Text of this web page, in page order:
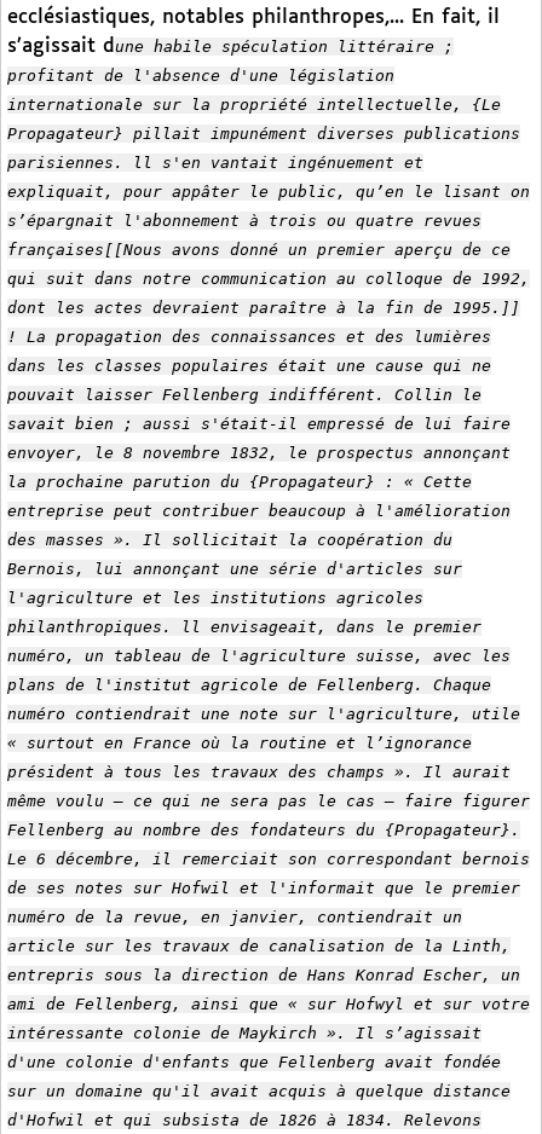
ecclésiastiques, notables philanthropes,... En fait, il
s’agissait d une habile spéculation littéraire ;
profitant de l'absence d'une législation
internationale sur la propriété intellectuelle, {Le
Propagateur} pillait impunément diverses publications
parisiennes. ll s'en vantait ingénuement et
expliquait, pour appâter le public, qu’en le lisant on
s’épargnait l'abonnement à trois ou quatre revues
françaises[[Nous avons donné un premier aperçu de ce
qui suit dans notre communication au colloque de 1992,
dont les actes devraient paraître à la fin de 1995.]]
! La propagation des connaissances et des lumières
dans les classes populaires était une cause qui ne
pouvait laisser Fellenberg indifférent. Collin le
savait bien ; aussi s'était-il empressé de lui faire
envoyer, le 8 novembre 1832, le prospectus annonçant
la prochaine parution du {Propagateur} : « Cette
entreprise peut contribuer beaucoup à l'amélioration
des masses ». Il sollicitait la coopération du
Bernois, lui annonçant une série d'articles sur
l'agriculture et les institutions agricoles
philanthropiques. ll envisageait, dans le premier
numéro, un tableau de l'agriculture suisse, avec les
plans de l'institut agricole de Fellenberg. Chaque
numéro contiendrait une note sur l'agriculture, utile
« surtout en France où la routine et l’ignorance
président à tous les travaux des champs ». Il aurait
même voulu – ce qui ne sera pas le cas – faire figurer
Fellenberg au nombre des fondateurs du {Propagateur}.
Le 6 décembre, il remerciait son correspondant bernois
de ses notes sur Hofwil et l'informait que le premier
numéro de la revue, en janvier, contiendrait un
article sur les travaux de canalisation de la Linth,
entrepris sous la direction de Hans Konrad Escher, un
ami de Fellenberg, ainsi que « sur Hofwyl et sur votre
intéressante colonie de Maykirch ». Il s’agissait
d'une colonie d'enfants que Fellenberg avait fondée
sur un domaine qu'il avait acquis à quelque distance
d'Hofwil et qui subsista de 1826 à 1834. Relevons